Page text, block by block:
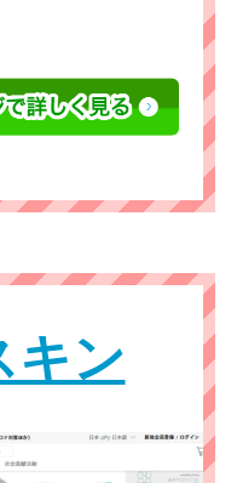
キン